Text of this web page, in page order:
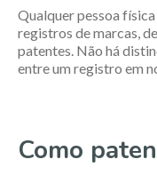
Qualquer pessoa
registros de marcas,
patentes. Não há
entre um registro em
Como